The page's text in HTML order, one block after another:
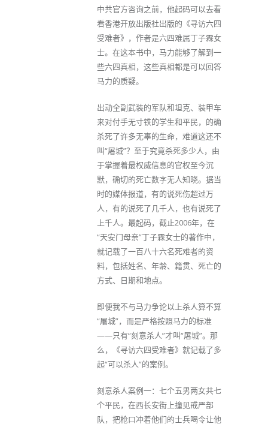
中共官方咨询之前，他起码可以去看
看香港开放出版社出版的《寻访六四
受难者》，作者是六四难属丁子霖女
士。在这本书中，马力能够了解到一
些六四真相，这些真相都是可以回答
马力的质疑。
出动全副武装的军队和坦克、装甲车
来对付手无寸铁的学生和平民，的确
杀死了许多无辜的生命，难道这还不
叫“屠城”？至于究竟杀死多少人，由
于掌握着最权威信息的官权至今沉
默，确切的死亡数字无人知晓。据当
时的媒体报道，有的说死伤超过万
人，有的说死了几千人，也有说死了
上千人。最起码，截止2006年，在
“天安门母亲”丁子霖女士的著作中，
就记载了一百八十六名死难者的资
料，包括姓名、年龄、籍贯、死亡的
方式、日期和地点。
即便我不与马力争论以上杀人算不算
“屠城”，而是严格按照马力的标准
——只有“刻意杀人”才叫“屠城”。那
么，《寻访六四受难者》就记载了多
起“可以杀人”的案例。
刻意杀人案例一：七个五男两女共七
个平民，在西长安街上撞见戒严部
队，把枪口冲着他们的士兵喝令让他